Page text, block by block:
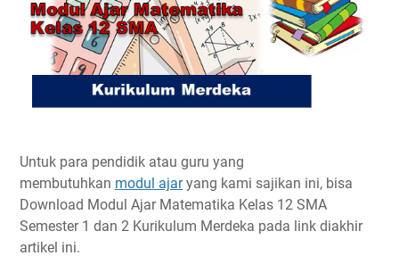
Untuk para pendidik atau guru yang
membutuhkan modul ajaryang kami sajikan ini, bisa
Download Modul Ajar Matematika Kelas 12 SMA
Semester 1 dan 2 Kurikulum Merdeka pada link diakhir
artikel ini.